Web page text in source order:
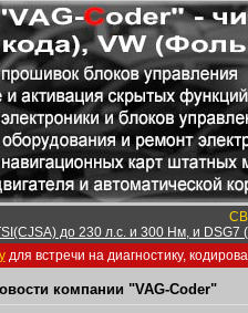
до 230 л.с. и 300 Нм, и
для встречи на диагностику,
компании "VAG-Coder"